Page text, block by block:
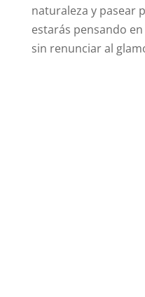
naturaleza y pasear
estarás pensando
sin renunciar al